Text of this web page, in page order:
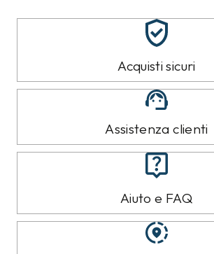
Acquisti sicuri
Assistenza clienti
Aiuto e FAQ